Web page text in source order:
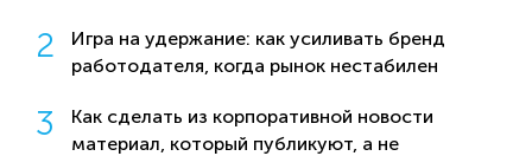
Игра на удержание: как усиливать бренд
работодателя, когда рынок нестабилен
Как сделать из корпоративной новости
материал, который публикуют, а не